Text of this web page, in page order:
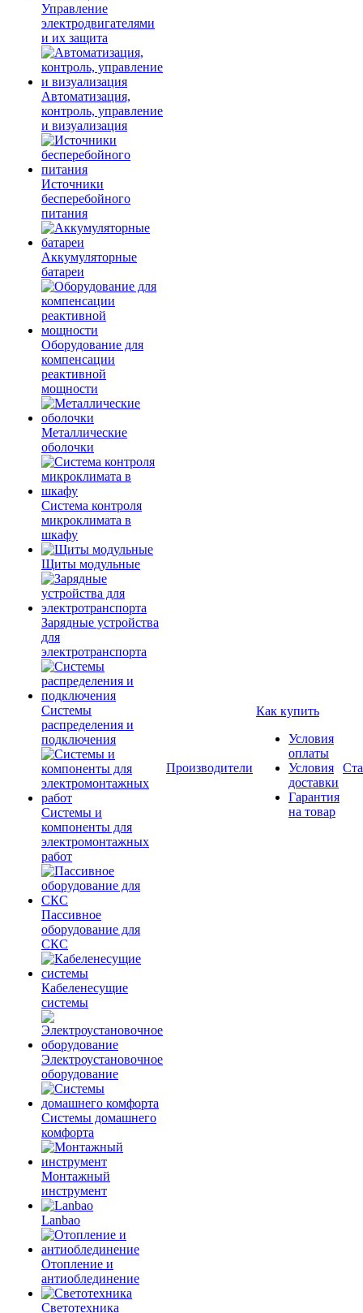
Управление
электродвигателями
и их защита
Автоматизация,
контроль, управление
и визуализация
Источники
бесперебойного
питания
Аккумуляторные
батареи
Оборудование для
компенсации
реактивной
мощности
Металлические
оболочки
Система контроля
микроклимата в
шкафу
Щиты модульные
Зарядные устройства
для
электротранспорта
Системы
распределения и
подключения
Системы и
компоненты для
электромонтажных
работ
Пассивное
оборудование для
СКС
Кабеленесущие
системы
Электроустановочное
оборудование
Системы домашнего
комфорта
Монтажный
инструмент
Lanbao
Отопление и
антиоблединение
Светотехника
Производители
Как купить
Условия
оплаты
Условия
доставки
Гарантия
на товар